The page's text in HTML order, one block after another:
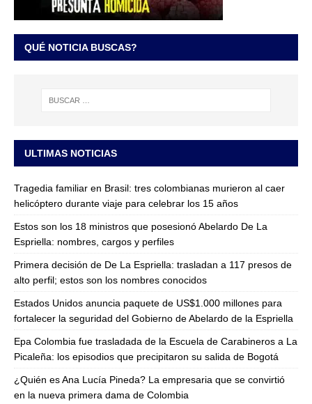
QUÉ NOTICIA BUSCAS?
ULTIMAS NOTICIAS
Tragedia familiar en Brasil: tres colombianas murieron al caer
helicóptero durante viaje para celebrar los 15 años
Estos son los 18 ministros que posesionó Abelardo De La
Espriella: nombres, cargos y perfiles
Primera decisión de De La Espriella: trasladan a 117 presos de
alto perfil; estos son los nombres conocidos
Estados Unidos anuncia paquete de US$1.000 millones para
fortalecer la seguridad del Gobierno de Abelardo de la Espriella
Epa Colombia fue trasladada de la Escuela de Carabineros a La
Picaleña: los episodios que precipitaron su salida de Bogotá
¿Quién es Ana Lucía Pineda? La empresaria que se convirtió
en la nueva primera dama de Colombia